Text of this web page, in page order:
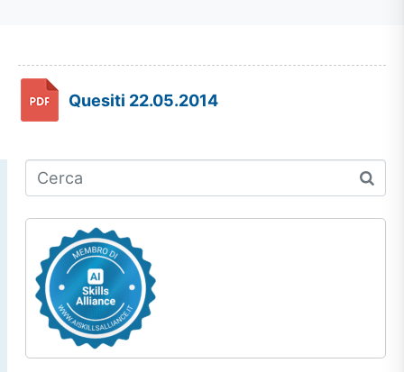
Quesiti 22.05.2014